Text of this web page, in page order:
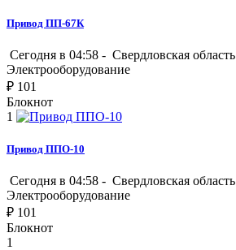
Привод ПП-67К
Сегодня в 04:58 - Свердловская область
Электрооборудование
₽ 101
Блокнот
1
Привод ППО-10
Сегодня в 04:58 - Свердловская область
Электрооборудование
₽ 101
Блокнот
1